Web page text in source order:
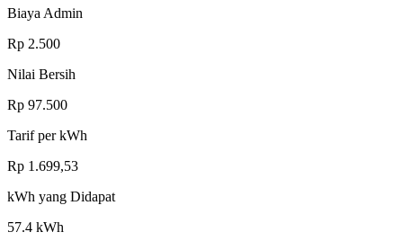
Biaya Admin
Rp 2.500
Nilai Bersih
Rp 97.500
Tarif per kWh
Rp 1.699,53
kWh yang Didapat
57.4 kWh